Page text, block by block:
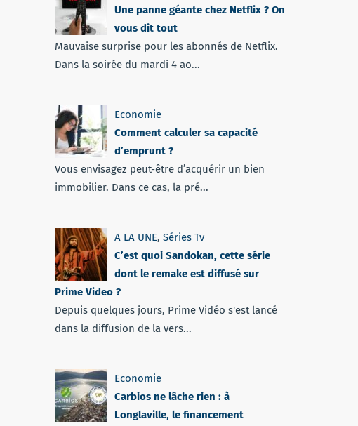
Une panne géante chez Netflix ? On
vous dit tout
Mauvaise surprise pour les abonnés de Netflix.
Dans la soirée du mardi 4 ao...
Economie
Comment calculer sa capacité
d’emprunt ?
Vous envisagez peut-être d’acquérir un bien
immobilier. Dans ce cas, la pré...
A LA UNE, Séries Tv
C’est quoi Sandokan, cette série
dont le remake est diffusé sur
Prime Video ?
Depuis quelques jours, Prime Vidéo s'est lancé
dans la diffusion de la vers...
Economie
Carbios ne lâche rien : à
Longlaville, le financement